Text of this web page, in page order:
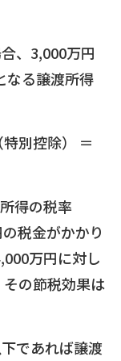
、3,000万円
なる譲渡所得
別控除） ＝
得の税率
税金がかかり
万円に対し
の節税効果は
であれば譲渡